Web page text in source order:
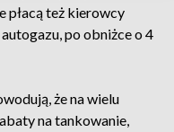
płacą też kierowcy
po obniżce o 4
że na wielu
na tankowanie,